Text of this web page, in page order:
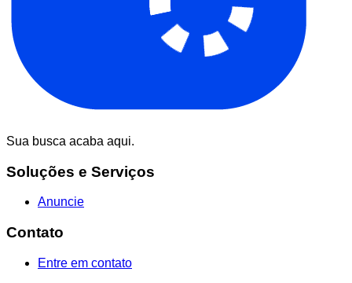
Sua busca acaba aqui.
Soluções e Serviços
Anuncie
Contato
Entre em contato